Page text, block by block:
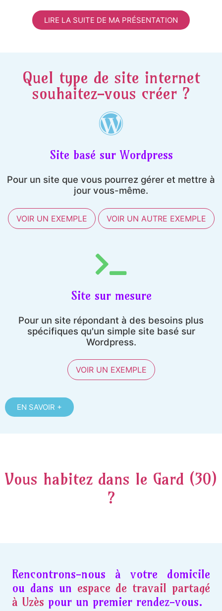
LIRE LA SUITE DE MA PRÉSENTATION
Quel type de site internet
souhaitez-vous créer ?
Site basé sur Wordpress
Pour un site que vous pourrez gérer et mettre à
jour vous-même.
VOIR UN EXEMPLE VOIR UN AUTRE EXEMPLE
Site sur mesure
Pour un site répondant à des besoins plus
spécifiques qu'un simple site basé sur
Wordpress.
VOIR UN EXEMPLE
EN SAVOIR +
Vous habitez dans le Gard (30)
?
Rencontrons-nous à votre domicile
ou dans un espace de travail partagé
à Uzès pour un premier rendez-vous.